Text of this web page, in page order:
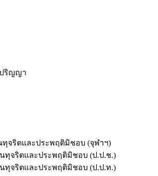
ริญญา
ทุจริตและประพฤติมิชอบ (จุฬาฯ)
นทุจริตและประพฤติมิชอบ (ป.ป.ช.)
นทุจริตและประพฤติมิชอบ (ป.ป.ท.)